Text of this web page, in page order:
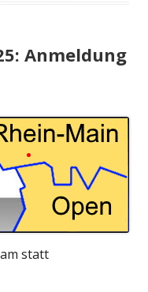
Anmeldung
statt